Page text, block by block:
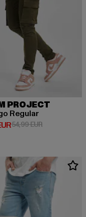
PROJECT
Regular
Preis: 26,95 EUR
54,99 EURAktionspreis: